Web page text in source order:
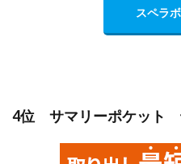
スペラ
4位 サマリーポケット